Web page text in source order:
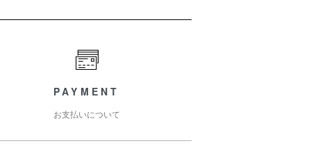
PAYMENT
お支払いについて